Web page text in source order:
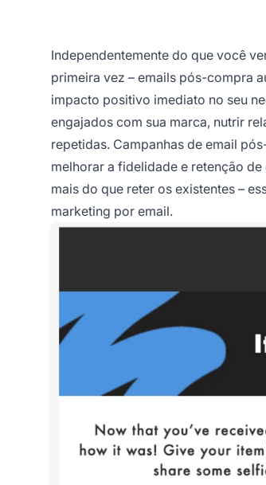
Independentemente do que você
primeira vez – emails pós-compra
impacto positivo imediato no seu
engajados com sua marca, nutrir
repetidas. Campanhas de email
melhorar a fidelidade e retenção
mais do que reter os existentes –
marketing por email.